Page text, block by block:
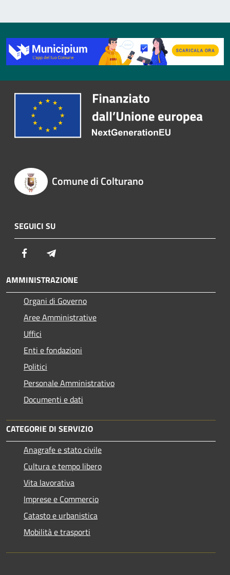
Comune di Colturano
SEGUICI SU
Facebook
AMMINISTRAZIONE
Organi di Governo
Aree Amministrative
Uffici
Enti e fondazioni
Politici
Personale Amministrativo
Documenti e dati
CATEGORIE DI SERVIZIO
Anagrafe e stato civile
Cultura e tempo libero
Vita lavorativa
Imprese e Commercio
Catasto e urbanistica
Mobilità e trasporti